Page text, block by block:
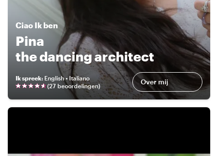
Ciao Ik ben
Pina
the dancing architect
Ik spreek: English • Italiano
(27 beoordelingen) Over mij